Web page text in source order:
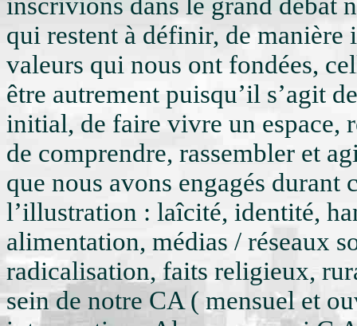
qui restent à définir, de manière
valeurs qui nous ont fondées,
être autrement puisqu’il s’agit
initial, de faire vivre un espace,
de comprendre, rassembler et
que nous avons engagés durant
l’illustration : laîcité, identité,
alimentation, médias / réseaux
radicalisation, faits religieux,
sein de notre CA ( mensuel et